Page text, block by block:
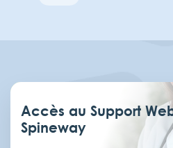
Accès au Support
Spineway